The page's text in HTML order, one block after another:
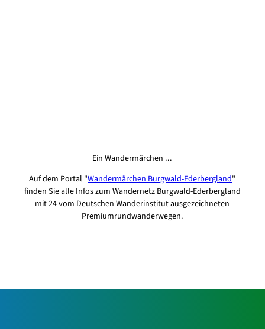
Ein Wandermärchen ...
Auf dem Portal "Wandermärchen Burgwald-Ederbergland"
finden Sie alle Infos zum Wandernetz Burgwald-Ederbergland
mit 24 vom Deutschen Wanderinstitut ausgezeichneten
Premiumrundwanderwegen.